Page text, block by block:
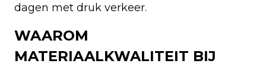
dagen met druk verkeer.
WAAROM
MATERIAALKWALITEIT BIJ